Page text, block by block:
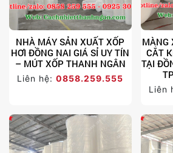
NHÀ MÁY SẢN XUẤT XỐP
HƠI ĐỒNG NAI GIÁ SỈ UY TÍN
– MÚT XỐP THANH NGÂN
Liên hệ:0858.259.555
MÀNG
CẮT
TẠI
Liên